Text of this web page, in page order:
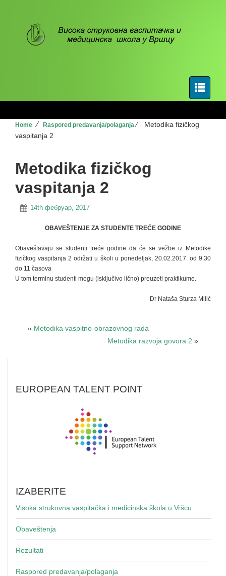
Home ⁄ Raspored predavanja/polaganja⁄
Metodika fizičkog
vaspitanja 2
Metodika fizičkog
vaspitanja 2
14th фебруар, 2017
OBAVEŠTENJE ZA STUDENTE TREĆE GODINE
Obaveštavaju se studenti treće godine da će se vežbe iz Metodike
fizičkog vaspitanja 2 održati u školi u ponedeljak, 20.02.2017. od 9.30
do 11 časova
U tom terminu studenti mogu (isključivo lično) preuzeti praktikume.
Dr Nataša Sturza Milić
« Metodika vaspitno-obrazovnog rada
Metodika razvoja govora 2 »
EUROPEAN TALENT POINT
IZABERITE
Visoka strukovna vaspitačka i medicinska škola u Vršcu
Obaveštenja
Rezultati
Raspored predavanja/polaganja